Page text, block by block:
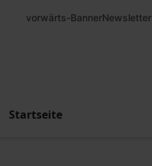
vorwärts-BannerNewsletter
Startseite